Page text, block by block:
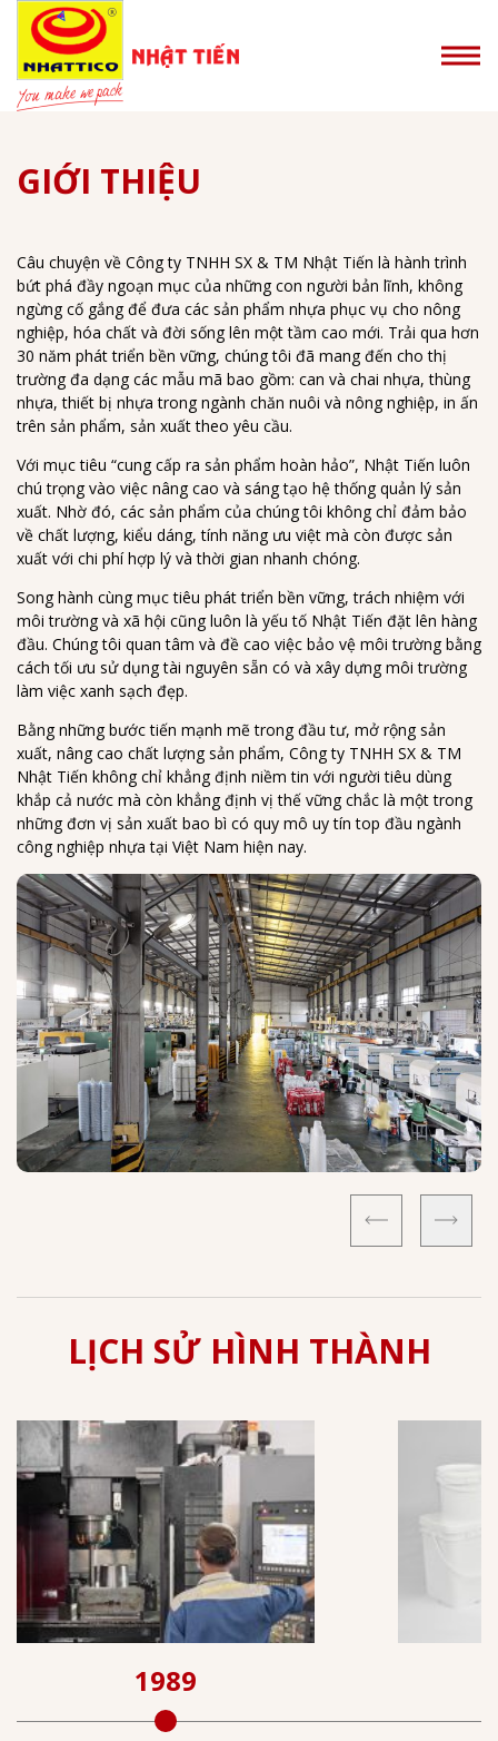
GIỚI THIỆU
Câu chuyện về Công ty TNHH SX & TM Nhật Tiến là hành trình
bứt phá đầy ngoạn mục của những con người bản lĩnh, không
ngừng cố gắng để đưa các sản phẩm nhựa phục vụ cho nông
nghiệp, hóa chất và đời sống lên một tầm cao mới. Trải qua hơn
30 năm phát triển bền vững, chúng tôi đã mang đến cho thị
trường đa dạng các mẫu mã bao gồm: can và chai nhựa, thùng
nhựa, thiết bị nhựa trong ngành chăn nuôi và nông nghiệp, in ấn
trên sản phẩm, sản xuất theo yêu cầu.
Với mục tiêu “cung cấp ra sản phẩm hoàn hảo”, Nhật Tiến luôn
chú trọng vào việc nâng cao và sáng tạo hệ thống quản lý sản
xuất. Nhờ đó, các sản phẩm của chúng tôi không chỉ đảm bảo
về chất lượng, kiểu dáng, tính năng ưu việt mà còn được sản
xuất với chi phí hợp lý và thời gian nhanh chóng.
Song hành cùng mục tiêu phát triển bền vững, trách nhiệm với
môi trường và xã hội cũng luôn là yếu tố Nhật Tiến đặt lên hàng
đầu. Chúng tôi quan tâm và đề cao việc bảo vệ môi trường bằng
cách tối ưu sử dụng tài nguyên sẵn có và xây dựng môi trường
làm việc xanh sạch đẹp.
Bằng những bước tiến mạnh mẽ trong đầu tư, mở rộng sản
xuất, nâng cao chất lượng sản phẩm, Công ty TNHH SX & TM
Nhật Tiến không chỉ khẳng định niềm tin với người tiêu dùng
khắp cả nước mà còn khẳng định vị thế vững chắc là một trong
những đơn vị sản xuất bao bì có quy mô uy tín top đầu ngành
công nghiệp nhựa tại Việt Nam hiện nay.
CHIẾN LƯỢC KINH DOANH
Để có những bước tiến mạnh mẽ và tạo lợi thế cạnh tranh riêng
biệt, Nhật Tiến chọn cho mình một chiến lược phát triển ổn định,
bền vững và hiệu quả: chiến lược T.I.M.E.
TECHNOLOGY (Công nghệ) - Đầu tư công nghệ mới để theo kịp
những thay đổi của thị trường. Từ đó đưa ra nhiều sản phẩm
chất lượng tốt hơn, phù hợp với những tiêu chuẩn và đòi hỏi
khắt khe từ phía khách hàng.
INNOVATION (Đổi mới) - Liên tục khám phá và sáng tạo những
thiết kế khuôn mới nhất để cải thiện mẫu mã bao bì, tăng năng
suất sản xuất nhằm đáp ứng yêu cầu của khách hàng.
lý chất lượng và khai thác hiệu quả các nhà máy hiện có để đưa
ra thị trường những sản phẩm đẹp, cạnh tranh về giá và có giá
trị sử dụng cao.
ENVIRONMENT (Môi trường) - Nâng cao và thực hiện tốt trách
sản xuất toàn cầu về vệ sinh môi trường để hạn chế tối đa chất
thải rắn.
MỘT SỐ CHỨNG NHẬN VÀ GIẢI THƯỞNG NHẬT TIẾN TỰ HÀO
ĐẠT ĐƯỢC:
Chứng nhận hệ thống quản lý chất lượng ISO
9001:2008
Chứng nhận quản lý chất lượng cho dụng cụ y tế
ISO 13485:2003
Chứng nhận thực hành sản xuất tốt 5S
Quy trình sản xuất bao bì an toàn vệ sinh thực
phẩm theo tiêu chuẩn hợp quy (BYT)
LỊCH SỬ HÌNH THÀNH
1989